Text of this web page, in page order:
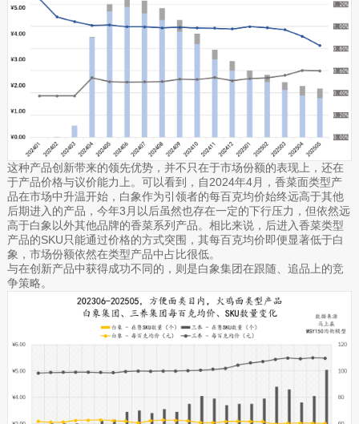
这种产品创新带来的领先优势，并不只在于市场份额的表现上，还在
于产品价格与议价能力上。可以看到，自2024年4月，香菜面类型产
品在市场中升温开始，白象作为引领者的每百克均价始终远高于其他
后期进入的产品，今年3月以后虽然也存在一定的下行压力，但依然远
高于白象以外其他品牌的香菜系列产品。相比来说，后进入香菜类型
产品的SKU只能通过价格的方式突围，其每百克均价即便显著低于白
象，市场份额依然在类型产品中占比很低。
与在创新产品中获得成功不同的，则是白象集团在跟随、追品上的竞
争策略。